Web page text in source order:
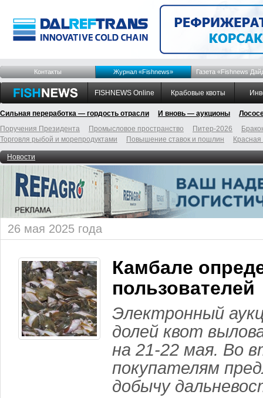
Контакты Журнал «Fishnews» Газета «Fishnews
FISHNEWS Online Крабовые квоты
Сильная переработка — гордость отрасли И вновь — аукционы
Поручения Президента
Промысловое пространство Питер-2026
Торговля рыбой и морепродуктами
Повышение ставок и пошлин
Новости
26 мая 2025 года
Камбале
пользователей
Электронный
долей квот
на 21-22 мая. Во
покупателям
добычу